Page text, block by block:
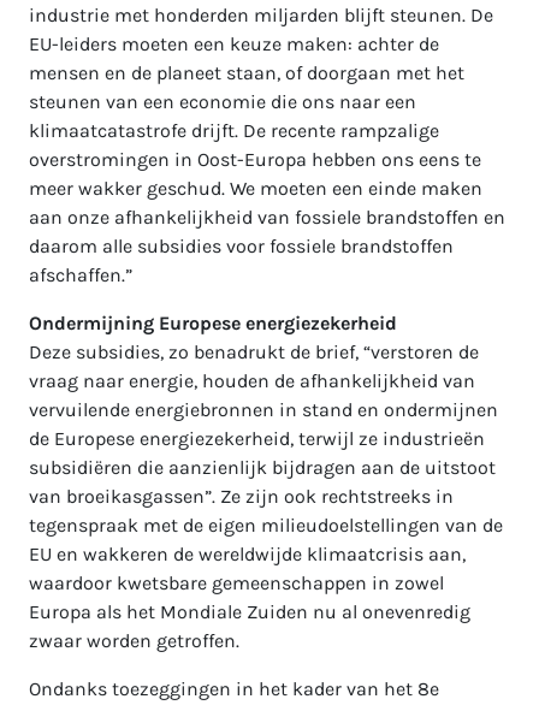
industrie met honderden miljarden blijft steunen. De
EU-leiders moeten een keuze maken: achter de
mensen en de planeet staan, of doorgaan met het
steunen van een economie die ons naar een
klimaatcatastrofe drijft. De recente rampzalige
overstromingen in Oost-Europa hebben ons eens te
meer wakker geschud. We moeten een einde maken
aan onze afhankelijkheid van fossiele brandstoffen en
daarom alle subsidies voor fossiele brandstoffen
afschaffen.”
Ondermijning Europese energiezekerheid
Deze subsidies, zo benadrukt de brief, “verstoren de
vraag naar energie, houden de afhankelijkheid van
vervuilende energiebronnen in stand en ondermijnen
de Europese energiezekerheid, terwijl ze industrieën
subsidiëren die aanzienlijk bijdragen aan de uitstoot
van broeikasgassen”. Ze zijn ook rechtstreeks in
tegenspraak met de eigen milieudoelstellingen van de
EU en wakkeren de wereldwijde klimaatcrisis aan,
waardoor kwetsbare gemeenschappen in zowel
Europa als het Mondiale Zuiden nu al onevenredig
zwaar worden getroffen.
Ondanks toezeggingen in het kader van het 8e